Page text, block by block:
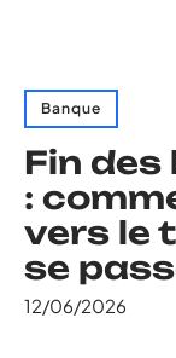
Banque
Fin des
:
vers le
se
12/06/2026